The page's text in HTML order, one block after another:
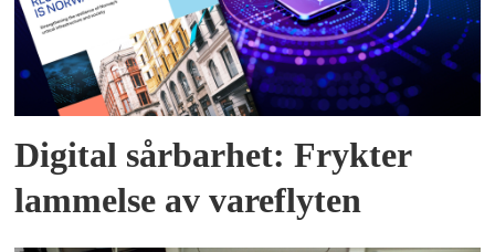
Digital sårbarhet: Frykter
lammelse av vareflyten